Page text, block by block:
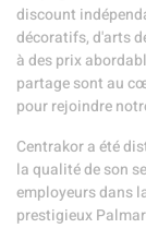
discount
décoratifs, d'arts
à des prix
partage sont au
pour rejoindre
Centrakor a été
la qualité de son
employeurs dans
prestigieux